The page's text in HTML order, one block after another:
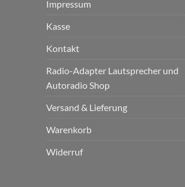
Impressum
Kasse
Kontakt
Radio-Adapter Lautsprecher und
Autoradio Shop
Versand & Lieferung
Warenkorb
Widerruf